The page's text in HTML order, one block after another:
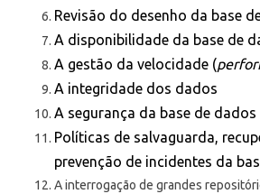
Revisão do desenho da base
A disponibilidade da base de
A gestão da velocidade (
A integridade dos dados
A segurança da base de dados
Políticas de salvaguarda,
prevenção de incidentes da
A interrogação de grandes